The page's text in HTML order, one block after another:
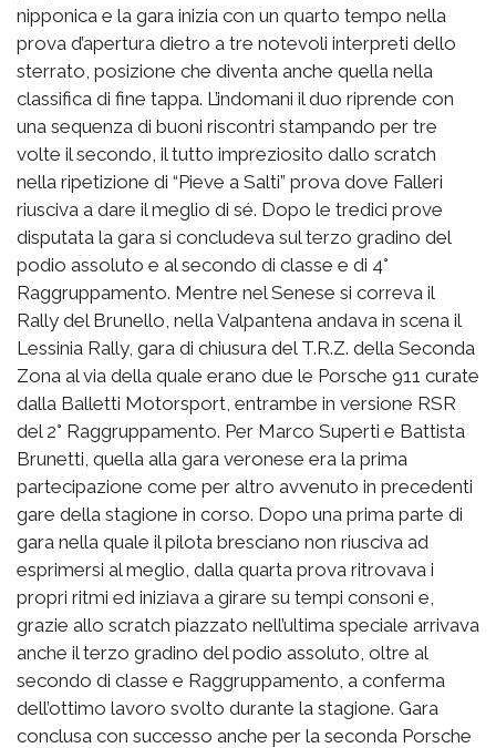
nipponica e la gara inizia con un quarto tempo nella
prova d’apertura dietro a tre notevoli interpreti dello
sterrato, posizione che diventa anche quella nella
classifica di fine tappa. L’indomani il duo riprende con
una sequenza di buoni riscontri stampando per tre
volte il secondo, il tutto impreziosito dallo scratch
nella ripetizione di “Pieve a Salti” prova dove Falleri
riusciva a dare il meglio di sé. Dopo le tredici prove
disputata la gara si concludeva sul terzo gradino del
podio assoluto e al secondo di classe e di 4°
Raggruppamento. Mentre nel Senese si correva il
Rally del Brunello, nella Valpantena andava in scena il
Lessinia Rally, gara di chiusura del T.R.Z. della Seconda
Zona al via della quale erano due le Porsche 911 curate
dalla Balletti Motorsport, entrambe in versione RSR
del 2° Raggruppamento. Per Marco Superti e Battista
Brunetti, quella alla gara veronese era la prima
partecipazione come per altro avvenuto in precedenti
gare della stagione in corso. Dopo una prima parte di
gara nella quale il pilota bresciano non riusciva ad
esprimersi al meglio, dalla quarta prova ritrovava i
propri ritmi ed iniziava a girare su tempi consoni e,
grazie allo scratch piazzato nell’ultima speciale arrivava
anche il terzo gradino del podio assoluto, oltre al
secondo di classe e Raggruppamento, a conferma
dell’ottimo lavoro svolto durante la stagione. Gara
conclusa con successo anche per la seconda Porsche